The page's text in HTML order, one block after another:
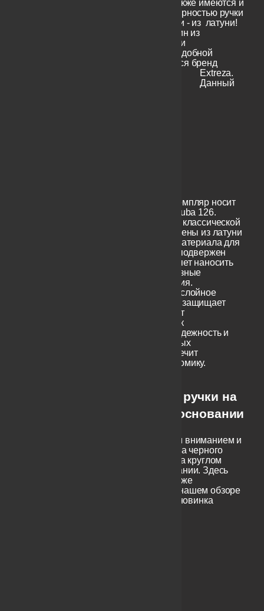
В продаже у нас также имеются и
пользуются популярностью ручки
классической серии - из латуни!
Черного цвета! Один из
известных в Италии
производителей подобной
фурнитуры является бренд
Extreza.
Данный
превосходный экземпляр носит
название Extreza Tuba 126.
Итальянские ручки классической
серии все изготовлены из латуни
- первоклассного материала для
ручек, который не подвержен
коррозии и позволяет наносить
на себя разнообразные
финишные покрытия.
Качественное трехслойное
покрытие надежно защищает
ручки и гарантирует
внушительный срок
эксплуатации. А надежность и
плавность нажимных
механизмов обеспечит
комфортную эргономику.
Черные ручки на
круглом основании
Не обойдем нашим вниманием и
ручки эконом класса черного
цвета, например, на круглом
раздельном основании. Здесь
также засветился уже
упоминавшийся в нашем обзоре
Эта новинка